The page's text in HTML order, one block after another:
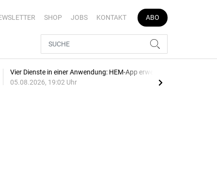
SHOP JOBS KONTAKT ABO
Vier Dienste in einer Anwendung: HEM-App erweitert
05.08.2026, 19:02 Uhr